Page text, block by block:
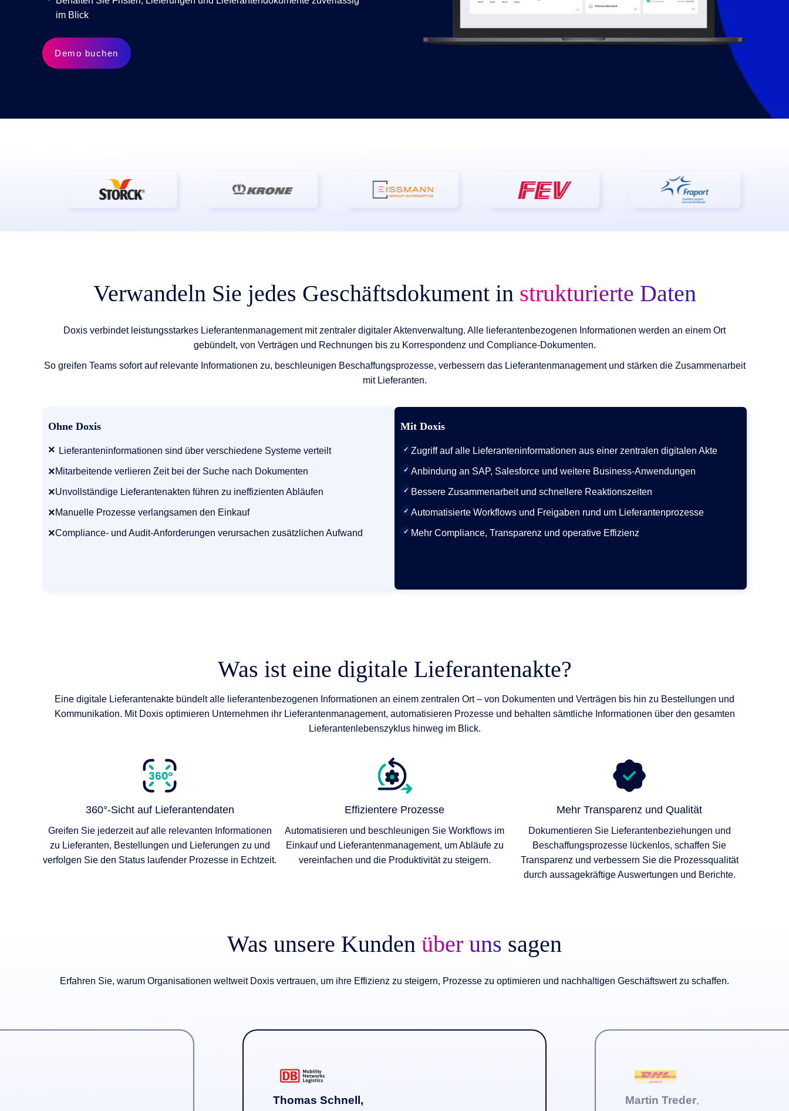
KI-Funktionen
im Blick
Demo buchen
Verwandeln Sie jedes Geschäftsdokument in strukturierte Daten
Doxis verbindet leistungsstarkes Lieferantenmanagement mit zentraler digitaler Aktenverwaltung. Alle lieferantenbezogenen Informationen werden an einem Ort
gebündelt, von Verträgen und Rechnungen bis zu Korrespondenz und Compliance-Dokumenten.
So greifen Teams sofort auf relevante Informationen zu, beschleunigen Beschaffungsprozesse, verbessern das Lieferantenmanagement und stärken die Zusammenarbeit
mit Lieferanten.
Ohne Doxis
× Lieferanteninformationen sind über verschiedene Systeme verteilt
×Mitarbeitende verlieren Zeit bei der Suche nach Dokumenten
×Unvollständige Lieferantenakten führen zu ineffizienten Abläufen
×Manuelle Prozesse verlangsamen den Einkauf
×Compliance- und Audit-Anforderungen verursachen zusätzlichen Aufwand
Mit Doxis
✓ Zugriff auf alle Lieferanteninformationen aus einer zentralen digitalen Akte
✓ Anbindung an SAP, Salesforce und weitere Business-Anwendungen
✓ Bessere Zusammenarbeit und schnellere Reaktionszeiten
✓ Automatisierte Workflows und Freigaben rund um Lieferantenprozesse
✓ Mehr Compliance, Transparenz und operative Effizienz
Was ist eine digitale Lieferantenakte?
Eine digitale Lieferantenakte bündelt alle lieferantenbezogenen Informationen an einem zentralen Ort – von Dokumenten und Verträgen bis hin zu Bestellungen und
Kommunikation. Mit Doxis optimieren Unternehmen ihr Lieferantenmanagement, automatisieren Prozesse und behalten sämtliche Informationen über den gesamten
Lieferantenlebenszyklus hinweg im Blick.
360°-Sicht auf Lieferantendaten
Greifen Sie jederzeit auf alle relevanten Informationen
zu Lieferanten, Bestellungen und Lieferungen zu und
verfolgen Sie den Status laufender Prozesse in Echtzeit.
Effizientere Prozesse
Automatisieren und beschleunigen Sie Workflows im
Einkauf und Lieferantenmanagement, um Abläufe zu
vereinfachen und die Produktivität zu steigern.
Mehr Transparenz und Qualität
Dokumentieren Sie Lieferantenbeziehungen und
Beschaffungsprozesse lückenlos, schaffen Sie
Transparenz und verbessern Sie die Prozessqualität
durch aussagekräftige Auswertungen und Berichte.
Was unsere Kunden über uns sagen
Erfahren Sie, warum Organisationen weltweit Doxis vertrauen, um ihre Effizienz zu steigern, Prozesse zu optimieren und nachhaltigen Geschäftswert zu schaffen.
Thomas Schnell,